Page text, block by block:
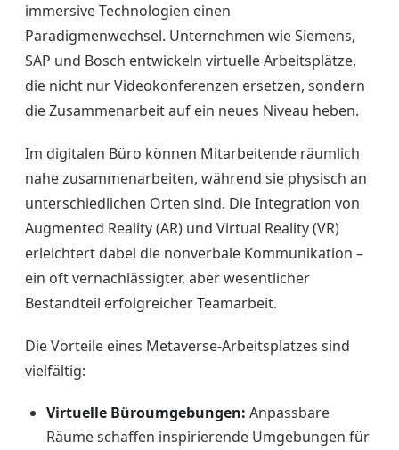
immersive Technologien einen
Paradigmenwechsel. Unternehmen wie Siemens,
SAP und Bosch entwickeln virtuelle Arbeitsplätze,
die nicht nur Videokonferenzen ersetzen, sondern
die Zusammenarbeit auf ein neues Niveau heben.
Im digitalen Büro können Mitarbeitende räumlich
nahe zusammenarbeiten, während sie physisch an
unterschiedlichen Orten sind. Die Integration von
Augmented Reality (AR) und Virtual Reality (VR)
erleichtert dabei die nonverbale Kommunikation –
ein oft vernachlässigter, aber wesentlicher
Bestandteil erfolgreicher Teamarbeit.
Die Vorteile eines Metaverse-Arbeitsplatzes sind
vielfältig:
Virtuelle Büroumgebungen: Anpassbare
Räume schaffen inspirierende Umgebungen für